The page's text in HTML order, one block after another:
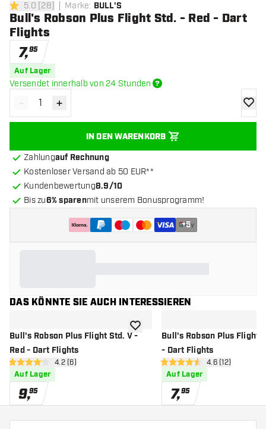
5 Bewertungssterne
5.0 [28] Marke: BULL'S
Bull's Robson Plus Flight Std. - Red - Dart
Flights
7,95
Auf Lager
Versendet innerhalb von 24 Stunden
Menge verringern
- Menge erhöhen
+
IN DEN WARENKORB
Zur
Zahlungauf Rechnung
Kostenloser Versand ab 50 EUR**
Kundenbewertung8.9/10
Bis zu6% sparenmit unserem Bonusprogramm!
+5
DAS KÖNNTE SIE AUCH INTERESSIEREN
Bull's Robson Plus Flight Std. V -
Red - Dart Flights
Bewertungsbereich öffnen
4.2 Bewertungssterne
4.2 (6)
Auf Lager
9,95
Zur Wunschliste hinzufügen
Bull's Robson Plus Flight
- Dart Flights
4.6 Bewertungssterne
4.6 (12)
Auf Lager
7,95